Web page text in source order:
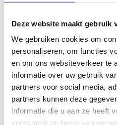
Deze website maakt gebruik
We gebruiken cookies om
personaliseren, om functies
en om ons websiteverkeer te
informatie over uw gebruik
partners voor social media,
partners kunnen deze
informatie die u aan ze heeft
verzameld op basis van uw
X-treme Ice
Peter Smeets
+32 475 77 79 46
Stuur een bericht
www.icefreestyle.club